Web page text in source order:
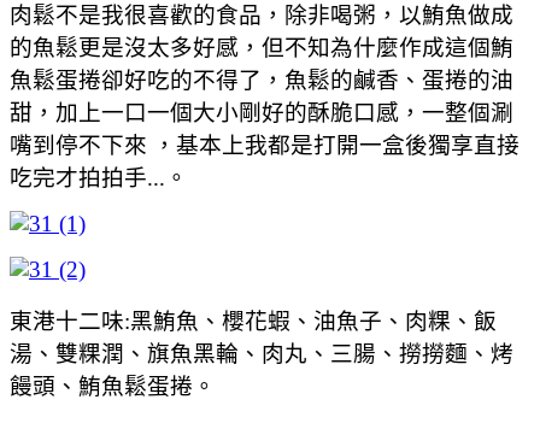
肉鬆不是我很喜歡的食品，除非喝粥，以鮪魚做成
的魚鬆更是沒太多好感，但不知為什麼作成這個鮪
魚鬆蛋捲卻好吃的不得了，魚鬆的鹹香、蛋捲的油
甜，加上一口一個大小剛好的酥脆口感，一整個涮
嘴到停不下來 ，基本上我都是打開一盒後獨享直接
吃完才拍拍手...。
東港十二味:黑鮪魚、櫻花蝦、油魚子、肉粿、飯
湯、雙粿潤、旗魚黑輪、肉丸、三腸、撈撈麵、烤
饅頭、鮪魚鬆蛋捲。